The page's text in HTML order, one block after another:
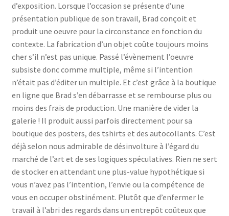
d’exposition. Lorsque l’occasion se présente d’une
présentation publique de son travail, Brad conçoit et
produit une oeuvre pour la circonstance en fonction du
contexte. La fabrication d’un objet coûte toujours moins
cher s’il n’est pas unique. Passé l’évènement l’oeuvre
subsiste donc comme multiple, même si l’intention
n’était pas d’éditer un multiple. Et c’est grâce à la boutique
en ligne que Brad s’en débarrasse et se rembourse plus ou
moins des frais de production. Une manière de vider la
galerie ! Il produit aussi parfois directement pour sa
boutique des posters, des tshirts et des autocollants. C’est
déjà selon nous admirable de désinvolture à l’égard du
marché de l’art et de ses logiques spéculatives. Rien ne sert
de stocker en attendant une plus-value hypothétique si
vous n’avez pas l’intention, l’envie ou la compétence de
vous en occuper obstinément. Plutôt que d’enfermer le
travail à l’abri des regards dans un entrepôt coûteux que